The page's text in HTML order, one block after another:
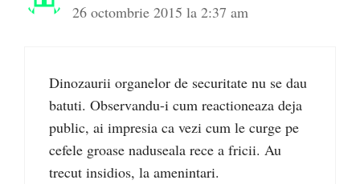
26 octombrie 2015 la 2:37 am
Dinozaurii organelor de securitate nu se dau
batuti. Observandu-i cum reactioneaza deja
public, ai impresia ca vezi cum le curge pe
cefele groase naduseala rece a fricii. Au
trecut insidios, la amenintari.